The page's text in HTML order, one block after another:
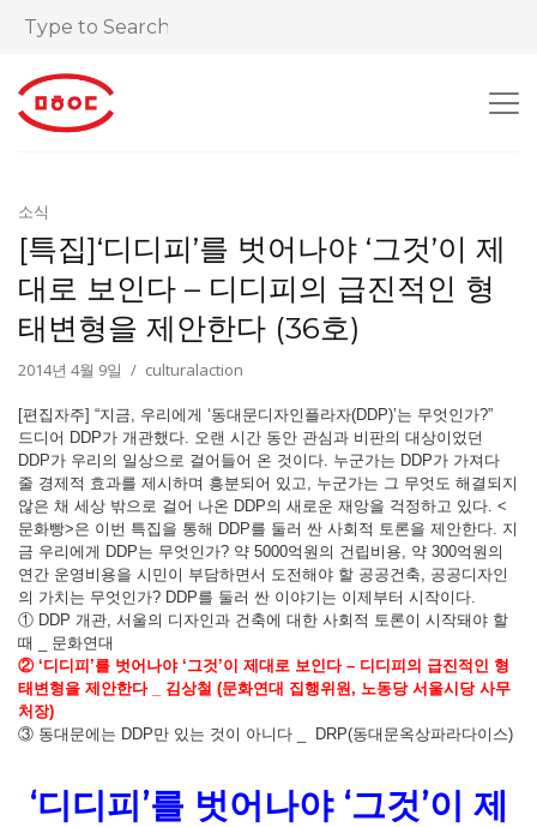
소식
[특집]‘디디피’를 벗어나야 ‘그것’이 제
대로 보인다 – 디디피의 급진적인 형
태변형을 제안한다 (36호)
2014년 4월 9일 culturalaction
[편집자주] “지금, 우리에게 ‘동대문디자인플라자(DDP)’는 무엇인가?”
드디어 DDP가 개관했다. 오랜 시간 동안 관심과 비판의 대상이었던
DDP가 우리의 일상으로 걸어들어 온 것이다. 누군가는 DDP가 가져다
줄 경제적 효과를 제시하며 흥분되어 있고, 누군가는 그 무엇도 해결되지
않은 채 세상 밖으로 걸어 나온 DDP의 새로운 재앙을 걱정하고 있다. <
문화빵>은 이번 특집을 통해 DDP를 둘러 싼 사회적 토론을 제안한다. 지
금 우리에게 DDP는 무엇인가? 약 5000억원의 건립비용, 약 300억원의
연간 운영비용을 시민이 부담하면서 도전해야 할 공공건축, 공공디자인
의 가치는 무엇인가? DDP를 둘러 싼 이야기는 이제부터 시작이다.
① DDP 개관, 서울의 디자인과 건축에 대한 사회적 토론이 시작돼야 할
때 _ 문화연대
② ‘디디피’를 벗어나야 ‘그것’이 제대로 보인다 – 디디피의 급진적인 형
태변형을 제안한다 _ 김상철 (문화연대 집행위원, 노동당 서울시당 사무
처장)
③ 동대문에는 DDP만 있는 것이 아니다 _ DRP(동대문옥상파라다이스)
‘디디피’를 벗어나야 ‘그것’이 제